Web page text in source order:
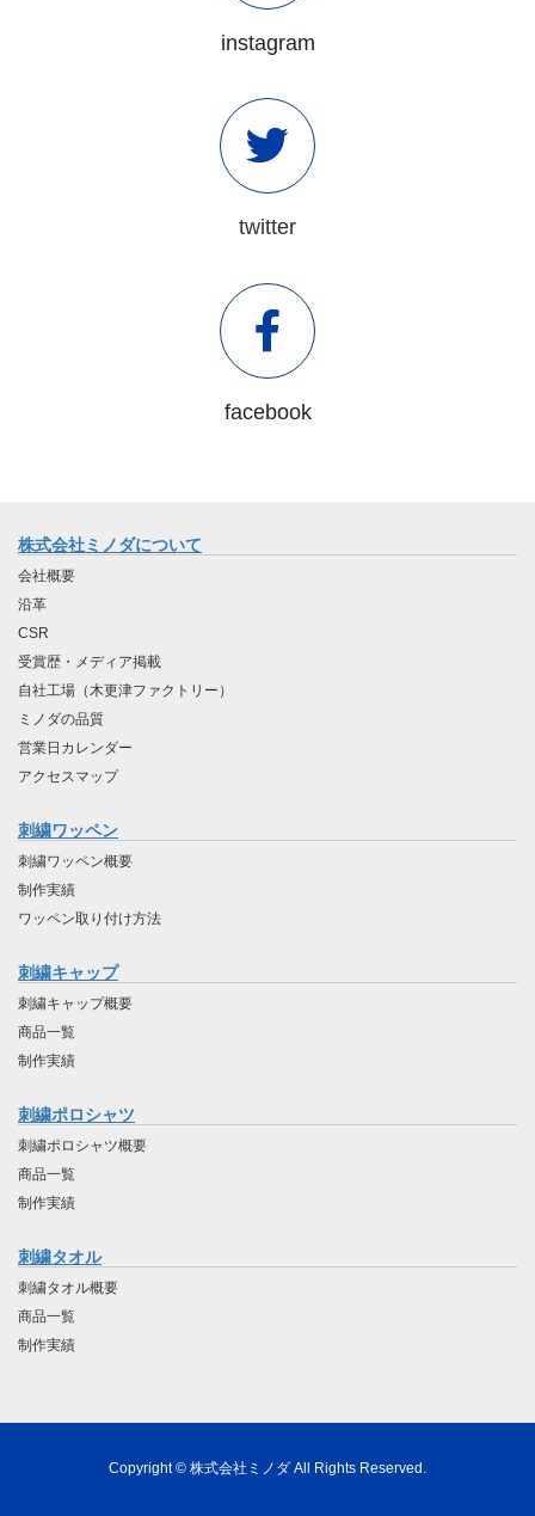
instagram
twitter
facebook
株式会社ミノダについて
会社概要
沿革
CSR
受賞歴・メディア掲載
自社工場（木更津ファクトリー）
ミノダの品質
営業日カレンダー
アクセスマップ
刺繍ワッペン
刺繍ワッペン概要
制作実績
ワッペン取り付け方法
刺繍キャップ
刺繍キャップ概要
商品一覧
制作実績
刺繍ポロシャツ
刺繍ポロシャツ概要
商品一覧
制作実績
刺繍タオル
刺繍タオル概要
商品一覧
制作実績
Copyright © 株式会社ミノダ All Rights Reserved.